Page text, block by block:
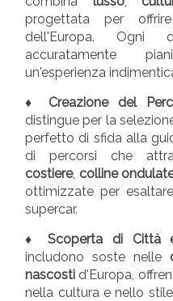
progettata per
dell'Europa.
accuratamente
un'esperienza
♦ Creazione del
distingue per la
perfetto di sfida alla
di percorsi che
costiere, colline
ottimizzate per
supercar.
♦ Scoperta di Città
includono soste nelle
nascosti d'Europa,
nella cultura e nello